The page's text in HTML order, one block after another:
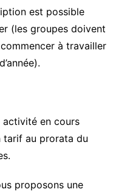
est possible
(les groupes doivent
à travailler
activité en cours
tarif au prorata du
proposons une